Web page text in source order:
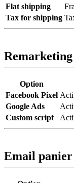
Flat shipping
Tax for shipping
Remarketing
Option
Facebook Pixel
Google Ads
Custom script
Email panier